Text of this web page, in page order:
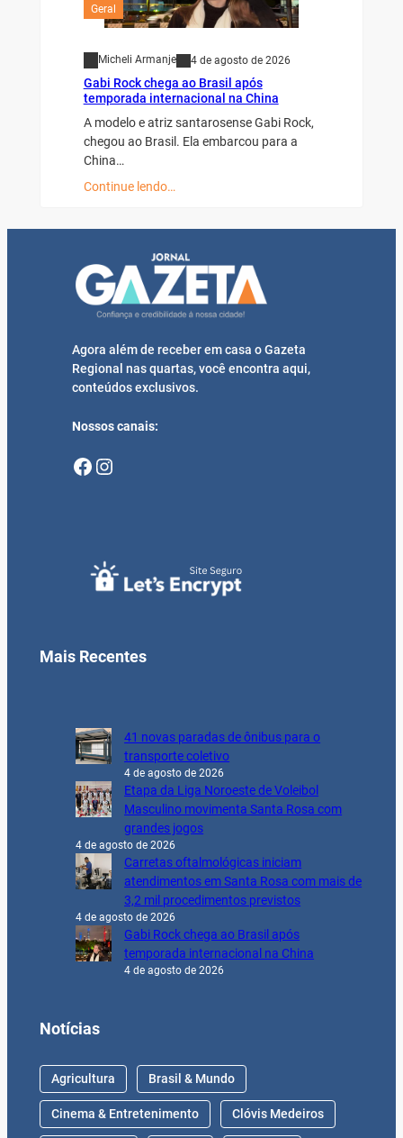
Geral
Micheli Armanje 4 de agosto de 2026
Gabi Rock chega ao Brasil após
temporada internacional na China
A modelo e atriz santarosense Gabi Rock,
chegou ao Brasil. Ela embarcou para a
China…
Continue lendo…
Agora além de receber em casa o Gazeta
Regional nas quartas, você encontra aqui,
conteúdos exclusivos.
Nossos canais:
Facebook Instagram
Mais Recentes
41 novas paradas de ônibus para o
transporte coletivo
4 de agosto de 2026
Etapa da Liga Noroeste de Voleibol
Masculino movimenta Santa Rosa com
grandes jogos
4 de agosto de 2026
Carretas oftalmológicas iniciam
atendimentos em Santa Rosa com mais de
3,2 mil procedimentos previstos
4 de agosto de 2026
Gabi Rock chega ao Brasil após
temporada internacional na China
4 de agosto de 2026
Notícias
Agricultura Brasil & Mundo
Cinema & Entretenimento Clóvis Medeiros